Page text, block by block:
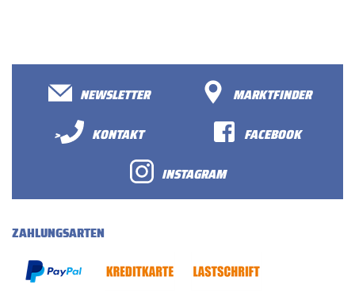
NEWSLETTER
MARKTFINDER
>
KONTAKT
FACEBOOK
INSTAGRAM
ZAHLUNGSARTEN